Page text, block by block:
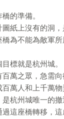
的準備。
紙上沒有的洞，
為不能為敵軍
標就是杭州城。
萬之眾，急需
萬人和上千萬物
杭州城唯一的撤
這座橋轉移，這